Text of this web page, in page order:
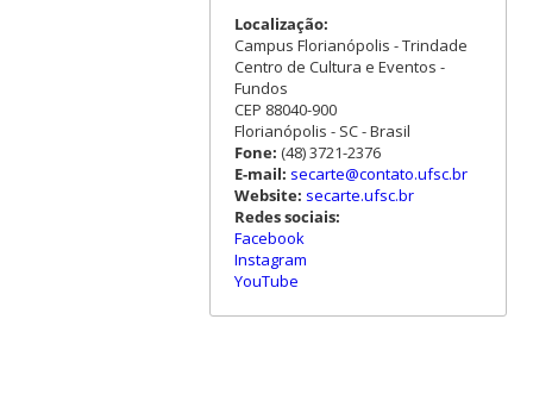
Localização:
Campus Florianópolis - Trindade
Centro de Cultura e Eventos -
Fundos
CEP 88040-900
Florianópolis - SC - Brasil
Fone: (48) 3721-2376
E-mail: secarte@contato.ufsc.br
Website: secarte.ufsc.br
Redes sociais:
Facebook
Instagram
YouTube